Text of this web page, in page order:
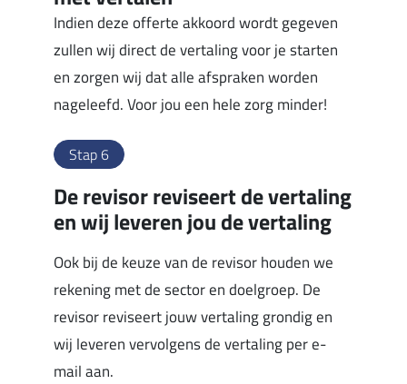
Indien deze offerte akkoord wordt gegeven
zullen wij direct de vertaling voor je starten
en zorgen wij dat alle afspraken worden
nageleefd. Voor jou een hele zorg minder!
Stap 6
De revisor reviseert de vertaling
en wij leveren jou de vertaling
Ook bij de keuze van de revisor houden we
rekening met de sector en doelgroep. De
revisor reviseert jouw vertaling grondig en
wij leveren vervolgens de vertaling per e-
mail aan.